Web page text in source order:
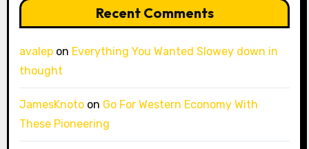
Recent Comments
avalepon Everything You Wanted Slowey down in
thought
JamesKnotoon Go For Western Economy With
These Pioneering